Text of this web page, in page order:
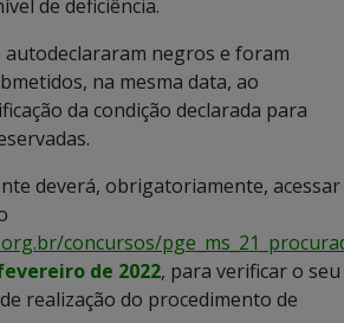
de deficiência.
autodeclararam negros e foram
na mesma data, ao
da condição declarada para
deverá, obrigatoriamente, acessar
concursos/
de 2022, para verificar o seu
realização do procedimento de